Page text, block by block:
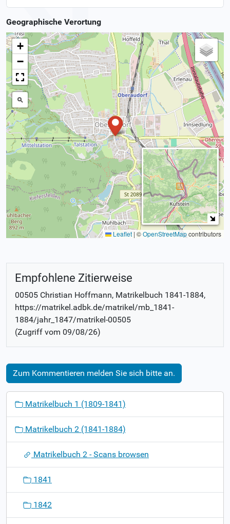
Geographische Verortung
+
−
Leaflet | ©OpenStreetMapcontributors
Empfohlene Zitierweise
00505 Christian Hoffmann, Matrikelbuch 1841-1884,
https://matrikel.adbk.de/matrikel/mb_1841-
1884/jahr_1847/matrikel-00505
(Zugriff vom 09/08/26)
Zum Kommentieren melden Sie sich bitte an.
o
Matrikelbuch 1 (1809-1841)
Matrikelbuch 2 (1841-1884)
Matrikelbuch 2 - Scans browsen
1841
1842